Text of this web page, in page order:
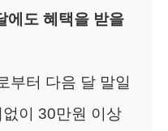
에도 혜택을 받을
부터 다음 달 말일
이 30만원 이상